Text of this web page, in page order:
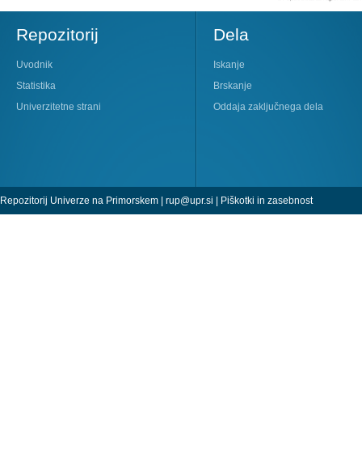
Repozitorij
Uvodnik
Statistika
Univerzitetne strani
Dela
Iskanje
Brskanje
Oddaja zaključnega dela
Repozitorij Univerze na Primorskem | rup@upr.si | Piškotki in zasebnost